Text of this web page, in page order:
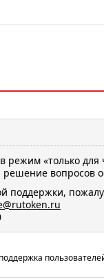
режим «только для
вопросов
поддержки,